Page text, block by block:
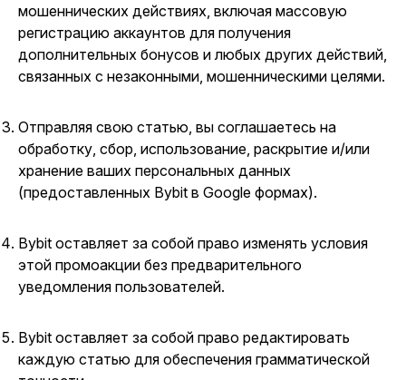
мошеннических действиях, включая массовую
регистрацию аккаунтов для получения
дополнительных бонусов и любых других действий,
связанных с незаконными, мошенническими целями.
Отправляя свою статью, вы соглашаетесь на
обработку, сбор, использование, раскрытие и/или
хранение ваших персональных данных
(предоставленных Bybit в Google формах).
Bybit оставляет за собой право изменять условия
этой промоакции без предварительного
уведомления пользователей.
Bybit оставляет за собой право редактировать
каждую статью для обеспечения грамматической